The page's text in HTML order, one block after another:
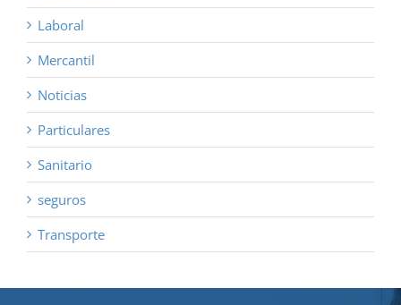
Laboral
Mercantil
Noticias
Particulares
Sanitario
seguros
Transporte